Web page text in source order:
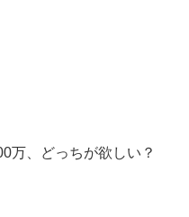
万、どっちが欲しい？